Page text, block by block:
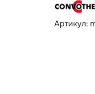
Артикул: